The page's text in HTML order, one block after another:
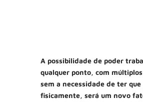
A possibilidade de poder
qualquer ponto, com múltiplos
sem a necessidade de ter que
fisicamente, será um novo